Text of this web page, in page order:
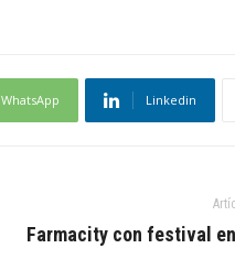
WhatsApp Linkedin
Farmacity con festival